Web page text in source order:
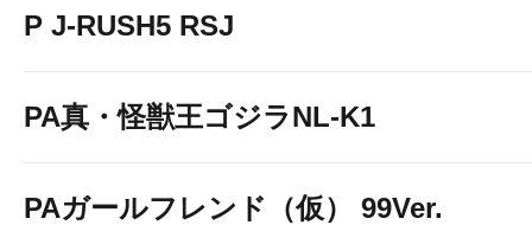
P J-RUSH5 RSJ
PA真・怪獣王ゴジラNL-K1
PAガールフレンド（仮） 99Ver.